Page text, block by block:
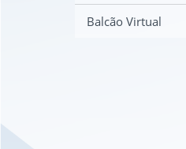
Balcão Virtual